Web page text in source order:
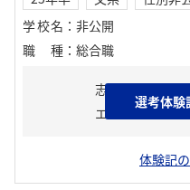
学校名 ： 非公開
職種 ： 総合職
志望動機
エントリーシー
体験記
選考体験